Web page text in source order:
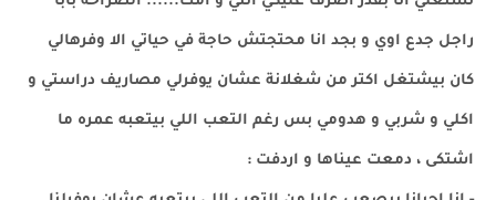
راجل جدع اوي و بجد انا محتجتش حاجة في حياتي الا وفرهالي
كان بيشتغل اكتر من شغلانة عشان يوفرلي مصاريف دراستي و
اكلي و شربي و هدومي بس رغم التعب اللي بيتعبه عمره ما
اشتكى ، دمعت عيناها و اردفت :